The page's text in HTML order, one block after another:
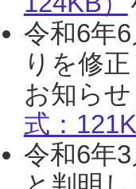
令和6年
りを修
お知ら
式：
令和6年